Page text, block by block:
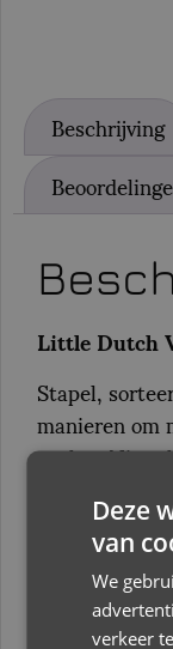
Beschrijving
Little Dutch
Stapel,
manieren
spelen. Niet
stapelen,
een tunnel
Deze
stimuleert
en
Deze
van
We
verkeer